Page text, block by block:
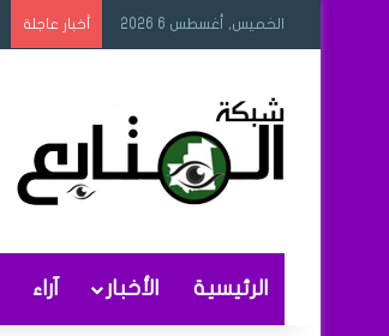
الخميس, أغسطس 6 2026 أخبار عاجلة
الرئيسية الأخبار آراء